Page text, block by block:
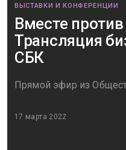
ВЫСТАВКИ И КОНФЕРЕНЦИИ
Вместе
Трансляция
СБК
Прямой эфир из
17 марта 2022